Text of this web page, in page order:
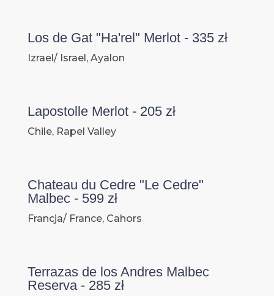
Los de Gat "Ha'rel" Merlot - 335 zł
Izrael/ Israel, Ayalon
Lapostolle Merlot - 205 zł
Chile, Rapel Valley
Chateau du Cedre "Le Cedre"
Malbec - 599 zł
Francja/ France, Cahors
Terrazas de los Andres Malbec
Reserva - 285 zł